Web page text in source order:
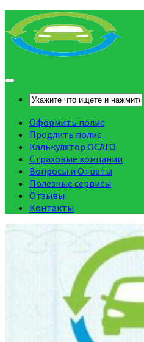
Оформить полис
Продлить полис
Калькулятор ОСАГО
Страховые компании
Вопросы и Ответы
Полезные сервисы
Отзывы
Контакты